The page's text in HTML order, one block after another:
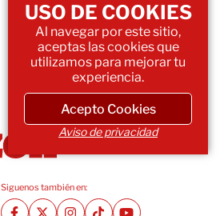
Siguenos también en:
USO DE COOKIES
Al navegar por este sitio,
aceptas las cookies que
utilizamos para mejorar tu
experiencia.
Acepto Cookies
Aviso de privacidad